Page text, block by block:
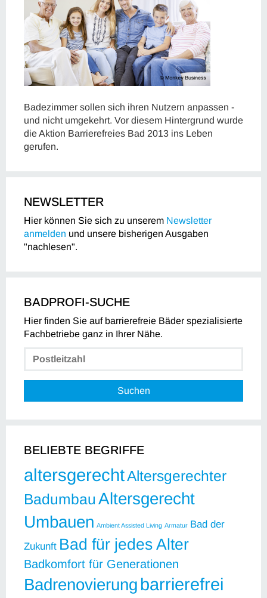
Badezimmer sollen sich ihren Nutzern anpassen -
und nicht umgekehrt. Vor diesem Hintergrund wurde
die Aktion Barrierefreies Bad 2013 ins Leben
gerufen.
NEWSLETTER
Hier können Sie sich zu unserem Newsletter
anmelden und unsere bisherigen Ausgaben
"nachlesen".
BADPROFI-SUCHE
Hier finden Sie auf barrierefreie Bäder spezialisierte
Fachbetriebe ganz in Ihrer Nähe.
Suchen
BELIEBTE BEGRIFFE
altersgerechtAltersgerechter
Badumbau Altersgerecht
Umbauen Ambient Assisted Living Armatur Bad der
Zukunft Bad für jedes Alter
Badkomfort für Generationen
Badrenovierung barrierefrei